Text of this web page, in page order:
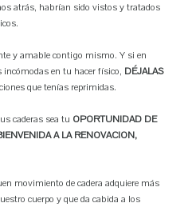
atrás, habrían sido vistos y tratados
y amable contigo mismo. Y si en
en tu hacer físico, DÉJALAS
que tenías reprimidas.
caderas sea tu OPORTUNIDAD DE
A LA RENOVACION,
movimiento de cadera adquiere más
cuerpo y que da cabida a los